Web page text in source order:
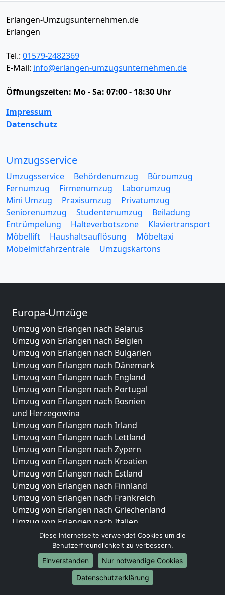
Erlangen-Umzugsunternehmen.de
Erlangen
Tel.: 01579-2482369
E-Mail: info@erlangen-umzugsunternehmen.de
Öffnungszeiten: Mo - Sa: 07:00 - 18:30 Uhr
Impressum
Datenschutz
Umzugsservice
Umzugsservice Behördenumzug
Büroumzug
Fernumzug
Firmenumzug
Laborumzug
Mini Umzug
Praxisumzug
Privatumzug
Seniorenumzug
Studentenumzug
Beiladung
Entrümpelung
Halteverbotszone
Klaviertransport
Möbellift
Haushaltsauflösung
Möbeltaxi
Möbelmitfahrzentrale
Umzugskartons
Europa-Umzüge
Umzug von Erlangen nach Belarus
Umzug von Erlangen nach Belgien
Umzug von Erlangen nach Bulgarien
Umzug von Erlangen nach Dänemark
Umzug von Erlangen nach England
Umzug von Erlangen nach Portugal
Umzug von Erlangen nach Bosnien
und Herzegowina
Umzug von Erlangen nach Irland
Umzug von Erlangen nach Lettland
Umzug von Erlangen nach Zypern
Umzug von Erlangen nach Kroatien
Umzug von Erlangen nach Estland
Umzug von Erlangen nach Finnland
Umzug von Erlangen nach Frankreich
Umzug von Erlangen nach Griechenland
Umzug von Erlangen nach Italien
Umzug von Erlangen nach Liechtenstein
Umzug von Erlangen nach Luxemburg
Umzug von Erlangen nach Niederlande
Umzug von Erlangen nach Norwegen
Umzüge-Deutschlandweit
Diese Internetseite verwendet Cookies um die
Benutzerfreundlichkeit zu verbessern.
Einverstanden
Nur notwendige Cookies
Datenschutzerklärung